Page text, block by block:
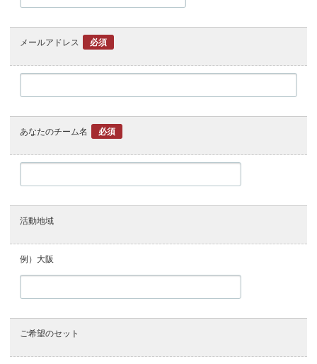
メールアドレス 必須
あなたのチーム名 必須
活動地域
例）大阪
ご希望のセット